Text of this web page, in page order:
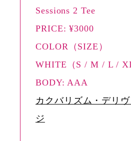
Sessions 2 Tee
PRICE: ¥3000
COLOR（SIZE）
WHITE（S / M / L /
BODY: AAA
カクバリズム・デリ
ジ